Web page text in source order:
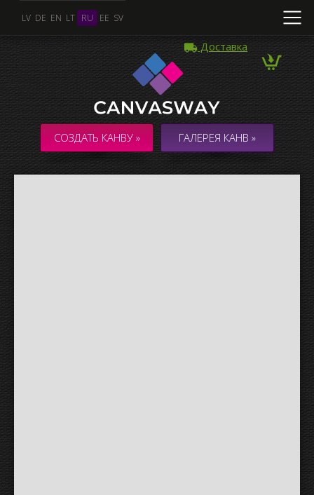
LV DE EN LT RU EE SV
Доставка
СОЗДАТЬ КАНВУ » ГАЛЕРЕЯ КАНВ »
Несколько Фото
КОЛЛАЖ / КОМПОЗИЦИЯ из нескольких Фото